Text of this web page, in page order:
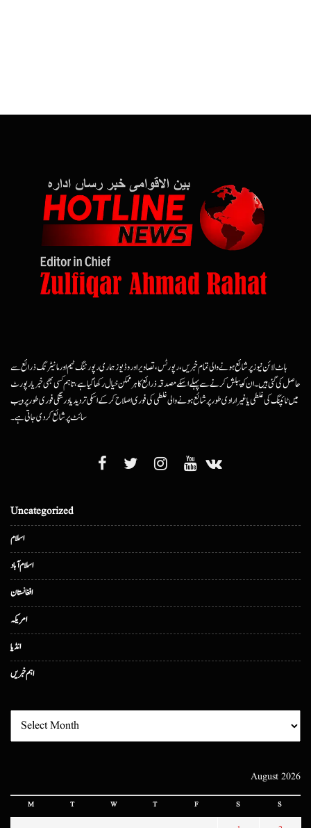
ہاٹ لائن نیوز پر شائع ہونے والی تمام خبریں، رپورٹس، تصاویر اور وڈیوز ہماری رپورٹنگ ٹیم اور مانیٹرنگ ذرائع سے
حاصل کی گئی ہیں۔ ان کو پبلش کرنے سے پہلے اسکے مصدقہ ذرائع کا ہرممکن خیال رکھا گیا ہے، تاہم کسی بھی خبر یا رپورٹ
میں ٹائپنگ کی غلطی یا غیرارادی طور پر شائع ہونے والی غلطی کی فوری اصلاح کرکے اسکی تردید یا درستگی فوری طور پر ویب
سائٹ پر شائع کردی جاتی ہے۔
Uncategorized
اسلام
اسلام آباد
افغانستان
امریکہ
انڈیا
اہم خبریں
August 2026
M T W T F S S